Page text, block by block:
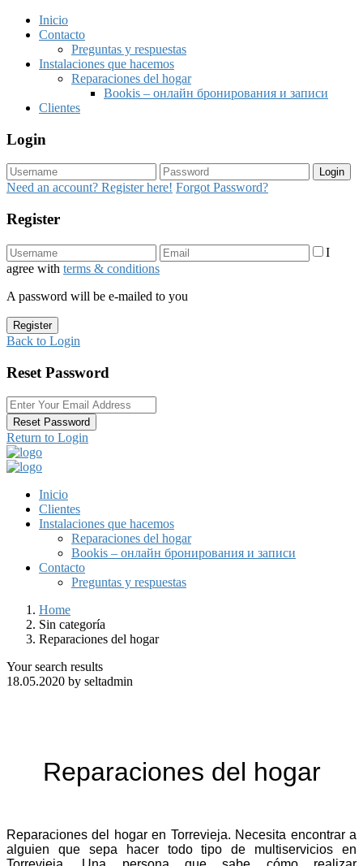
Inicio
Contacto
Preguntas y respuestas
Instalaciones que hacemos
Reparaciones del hogar
Bookis – онлайн бронирования и записи
Clientes
Login
Login
Need an account? Register here! Forgot Password?
Register
I
agree with terms & conditions
A password will be e-mailed to you
Register
Back to Login
Reset Password
Reset Password
Return to Login
Inicio
Clientes
Instalaciones que hacemos
Reparaciones del hogar
Bookis – онлайн бронирования и записи
Contacto
Preguntas y respuestas
Home
Sin categoría
Reparaciones del hogar
Your search results
18.05.2020 by seltadmin
Reparaciones del hogar
Reparaciones del hogar en Torrevieja. Necesita encontrar a
alguien que sepa hacer todo tipo de multiservicios en